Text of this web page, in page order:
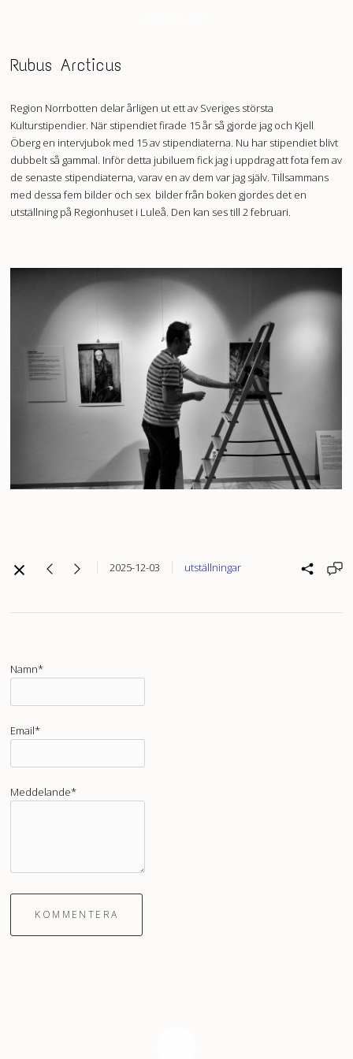
Rubus Arcticus
Region Norrbotten delar årligen ut ett av Sveriges största
Kulturstipendier. När stipendiet firade 15 år så gjorde jag och Kjell
Öberg en intervjubok med 15 av stipendiaterna. Nu har stipendiet blivt
dubbelt så gammal. Inför detta jubiluem fick jag i uppdrag att fota fem av
de senaste stipendiaterna, varav en av dem var jag själv. Tillsammans
med dessa fem bilder och sex bilder från boken gjordes det en
utställning på Regionhuset i Luleå. Den kan ses till 2 februari.
2025-12-03 utställningar
Namn*
Email*
Meddelande*
KOMMENTERA